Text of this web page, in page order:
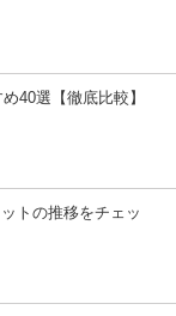
40選【徹底比較】
トの推移をチェッ